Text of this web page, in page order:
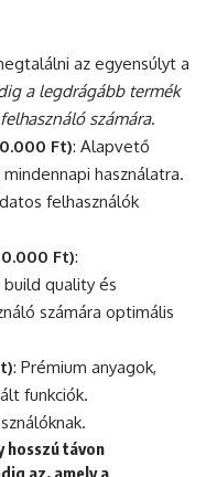
az egyensúlyt a
a legdrágább termék
számára.
Ft): Alapvető
használatra.
felhasználók
Ft):
quality és
számára optimális
: Prémium anyagok,
funkciók.
hosszú távon
az, amely a